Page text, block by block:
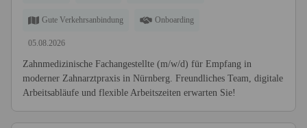
Gute Verkehrsanbindung Onboarding
05.08.2026
Zahnmedizinische Fachangestellte (m/w/d) für Empfang in
moderner Zahnarztpraxis in Nürnberg. Freundliches Team, digitale
Arbeitsabläufe und flexible Arbeitszeiten erwarten Sie!